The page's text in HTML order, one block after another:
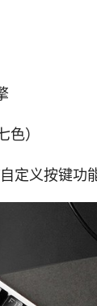
）
定义按键功